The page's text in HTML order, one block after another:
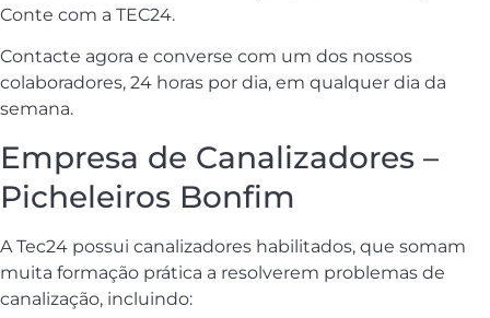
Conte com a TEC24.
Contacte agora e converse com um dos nossos
colaboradores, 24 horas por dia, em qualquer dia da
semana.
Empresa de Canalizadores –
Picheleiros Bonfim
A Tec24 possui canalizadores habilitados, que somam
muita formação prática a resolverem problemas de
canalização, incluindo: